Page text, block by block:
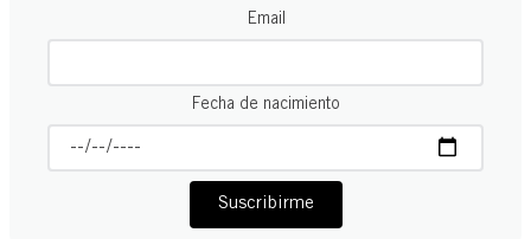
Email
Fecha de nacimiento
Suscribirme